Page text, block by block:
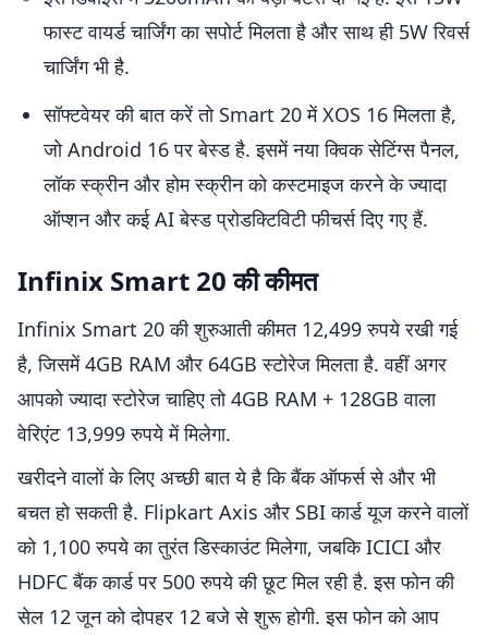
फास्ट वायर्ड चार्जिंग का सपोर्ट मिलता है और साथ ही 5W रिवर्स
चार्जिंग भी है.
सॉफ्टवेयर की बात करें तो Smart 20 में XOS 16 मिलता है,
जो Android 16 पर बेस्ड है. इसमें नया क्विक सेटिंग्स पैनल,
लॉक स्क्रीन और होम स्क्रीन को कस्टमाइज करने के ज्यादा
ऑप्शन और कई AI बेस्ड प्रोडक्टिविटी फीचर्स दिए गए हैं.
Infinix Smart 20 की कीमत
Infinix Smart 20 की शुरुआती कीमत 12,499 रुपये रखी गई
है, जिसमें 4GB RAM और 64GB स्टोरेज मिलता है. वहीं अगर
आपको ज्यादा स्टोरेज चाहिए तो 4GB RAM + 128GB वाला
वेरिएंट 13,999 रुपये में मिलेगा.
खरीदने वालों के लिए अच्छी बात ये है कि बैंक ऑफर्स से और भी
बचत हो सकती है. Flipkart Axis और SBI कार्ड यूज करने वालों
को 1,100 रुपये का तुरंत डिस्काउंट मिलेगा, जबकि ICICI और
HDFC बैंक कार्ड पर 500 रुपये की छूट मिल रही है. इस फोन की
सेल 12 जून को दोपहर 12 बजे से शुरू होगी. इस फोन को आप